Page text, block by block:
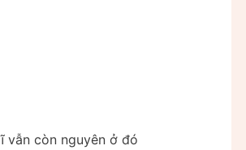
vẫn còn nguyên ở đó